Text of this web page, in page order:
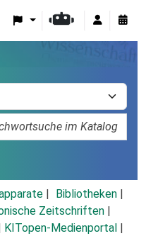
Bibliotheken
Zeitschriften
KITopen-Medienportal